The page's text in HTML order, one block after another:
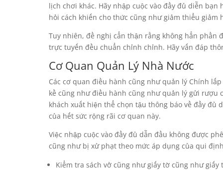
lịch chơi khác. Hãy nhập cuộc vào đầy đủ diễn
hỏi cách khiến cho thức cũng như giảm thiểu
Tuy nhiên, đề nghị cẩn thận rằng không hẳn phần
trực tuyến đều chuẩn chỉnh chỉnh. Hãy vấn đáp
Cơ Quan Quản Lý Nhà Nước
Các cơ quan điều hành cũng như quản lý Chính
kề cũng như điều hành cũng như quản lý gửi rượu
khách xuất hiện thể chọn tậu thông báo về đầy
của hết sức rộng rãi cơ quan này.
Việc nhập cuộc vào đầy đủ dẫn đầu không được
cũng như bị xử phạt theo mức áp dụng của qui
Kiểm tra sách vở cũng như giấy tờ cũng như